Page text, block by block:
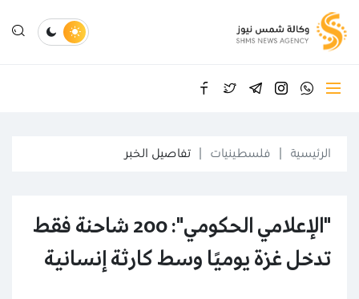
الرئيسية فلسطينيات تفاصيل الخبر
"الإعلامي الحكومي": 200 شاحنة فقط
تدخل غزة يوميًا وسط كارثة إنسانية